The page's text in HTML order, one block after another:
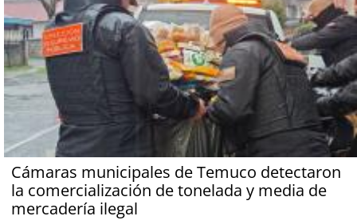
Cámaras municipales de Temuco detectaron
la comercialización de tonelada y media de
mercadería ilegal